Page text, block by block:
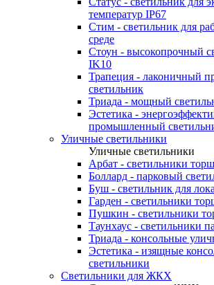
температур IP67
Стим - светильник для
среде
Стоун - высокопрочный
IK10
Трапеция - лаконичный
светильник
Триада - мощный
Эстетика -
промышленный
Уличные светильники
Уличные светильники
Арбат - светильники
Боллард - парковый
Буш - светильник для
Гарден - светильники
Пушкин - светильники
Таунхаус - светильники
Триада - консольные
Эстетика - изящные
светильники
Светильники для ЖКХ